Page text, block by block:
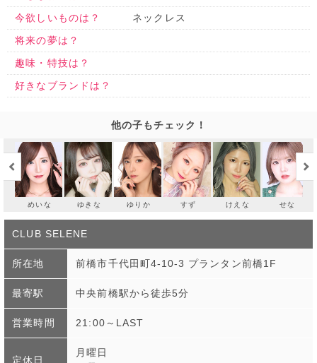
今欲しいものは？
ネックレス
将来の夢は？
趣味・特技は？
好きなブランドは？
他の子もチェック！
めいな ゆきな ゆりか すず けえな せな
CLUB SELENE
所在地 前橋市千代田町4-10-3 プランタン前橋1F
最寄駅 中央前橋駅から徒歩5分
営業時間 21:00～LAST
定休日
月曜日